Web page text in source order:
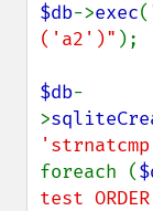
$db->exec(
('a2')" );
$db-
>
foreach (
test